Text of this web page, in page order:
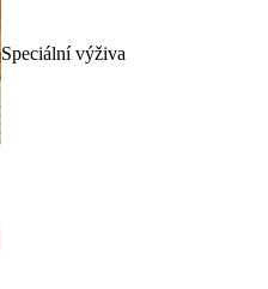
Speciální výživa